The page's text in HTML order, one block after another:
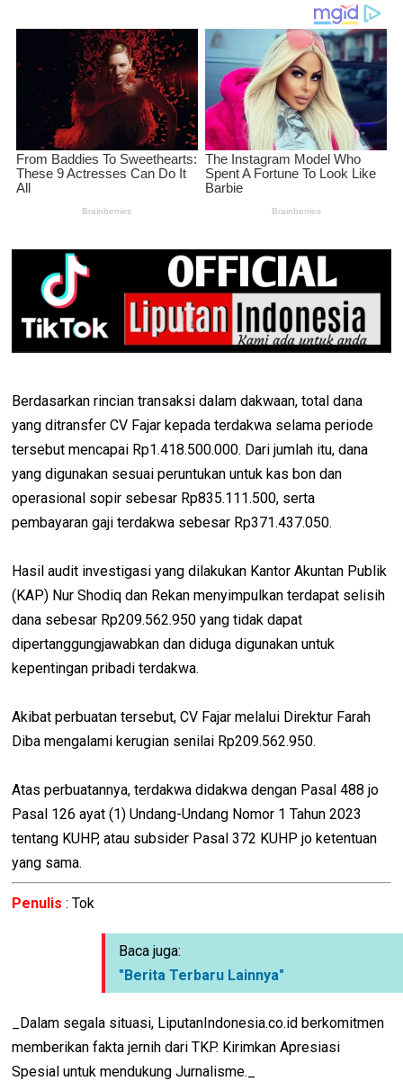
Berdasarkan rincian transaksi dalam dakwaan, total dana
yang ditransfer CV Fajar kepada terdakwa selama periode
tersebut mencapai Rp1.418.500.000. Dari jumlah itu, dana
yang digunakan sesuai peruntukan untuk kas bon dan
operasional sopir sebesar Rp835.111.500, serta
pembayaran gaji terdakwa sebesar Rp371.437.050.
Hasil audit investigasi yang dilakukan Kantor Akuntan Publik
(KAP) Nur Shodiq dan Rekan menyimpulkan terdapat selisih
dana sebesar Rp209.562.950 yang tidak dapat
dipertanggungjawabkan dan diduga digunakan untuk
kepentingan pribadi terdakwa.
Akibat perbuatan tersebut, CV Fajar melalui Direktur Farah
Diba mengalami kerugian senilai Rp209.562.950.
Atas perbuatannya, terdakwa didakwa dengan Pasal 488 jo
Pasal 126 ayat (1) Undang-Undang Nomor 1 Tahun 2023
tentang KUHP, atau subsider Pasal 372 KUHP jo ketentuan
yang sama.
Penulis : Tok
Baca juga:
"Berita Terbaru Lainnya"
_Dalam segala situasi, LiputanIndonesia.co.id berkomitmen
memberikan fakta jernih dari TKP. Kirimkan Apresiasi
Spesial untuk mendukung Jurnalisme._